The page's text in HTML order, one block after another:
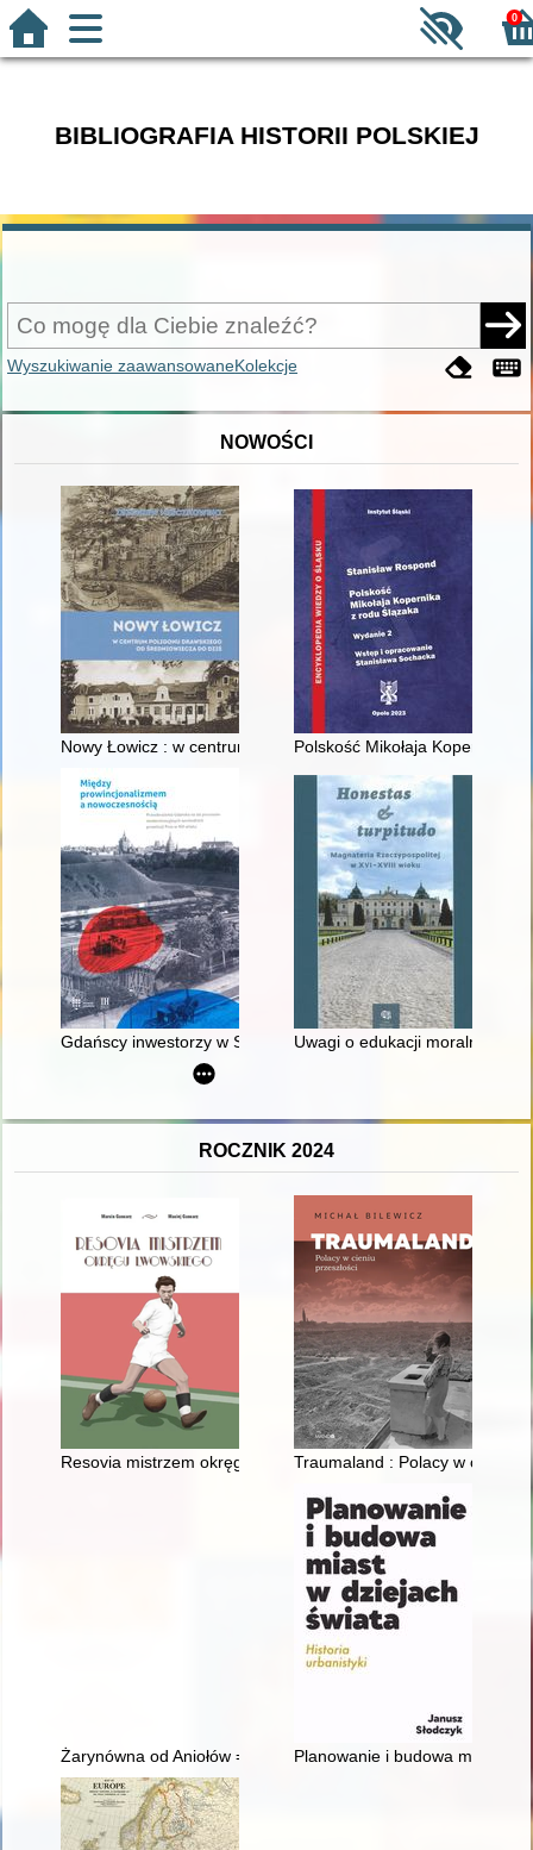
0
BIBLIOGRAFIA HISTORII POLSKIEJ
Wyszukiwanie zaawansowaneKolekcje
NOWOŚCI
Nowy Łowicz : w centrum poligonu drawskiego od
Polskość Mikołaja Kopernika z
Gdańscy inwestorzy w Sopocie : prestiż finansowy i
Uwagi o edukacji moralnej
ROCZNIK 2024
Resovia mistrzem okręgu lwowskiegoTraumaland : Polacy w cieniu
Żarynówna od Aniołów = Żarynówna from the Angels
Planowanie i budowa miast w